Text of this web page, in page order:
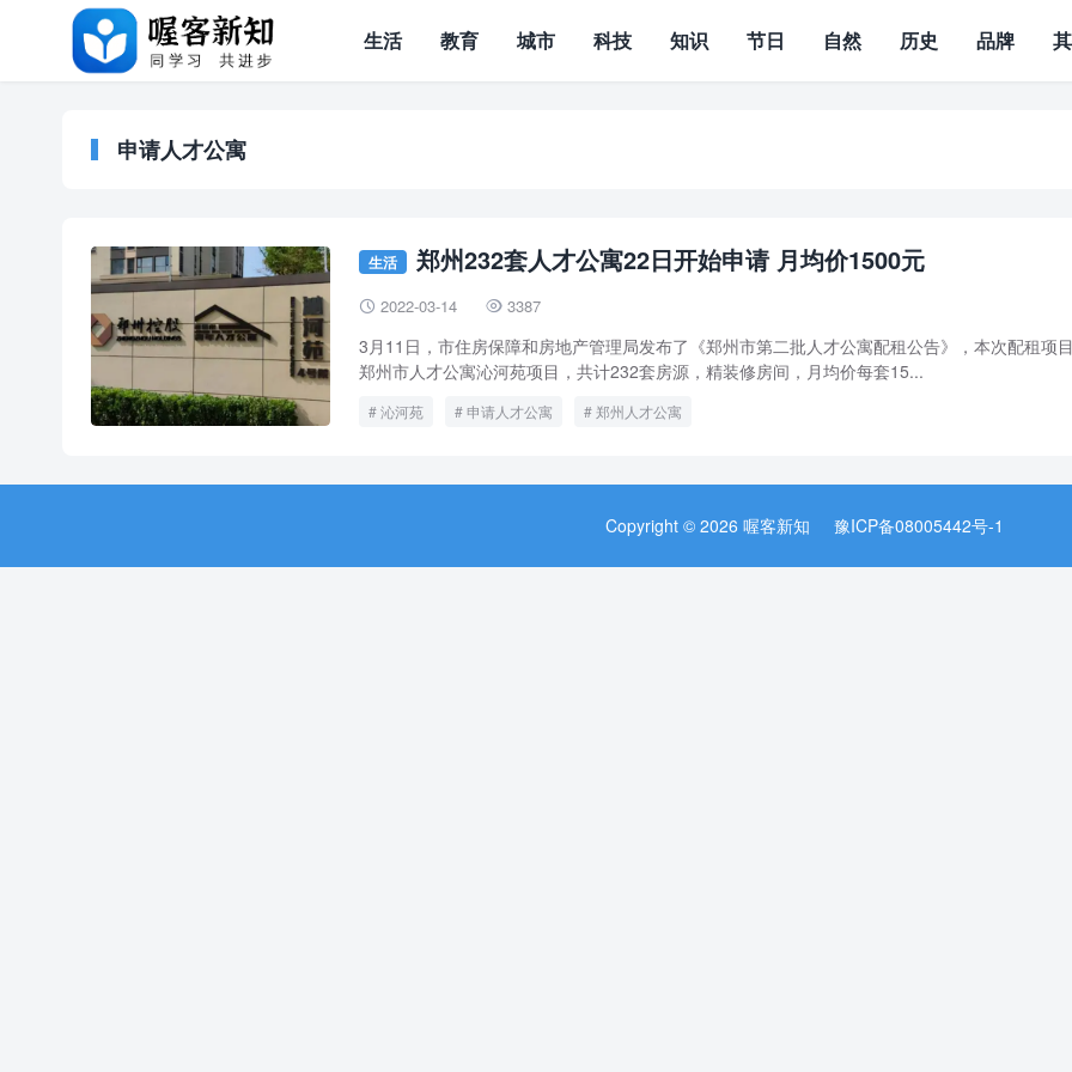
生活 教育 城市 科技 知识 节日 自然 历史 品牌
申请人才公寓
生活 郑州232套人才公寓22日开始申请 月均价1500元
 2022-03-14  3387
3月11日，市住房保障和房地产管理局发布了《郑州市第二批人才公寓配租公告》，本次配租项
郑州市人才公寓沁河苑项目，共计232套房源，精装修房间，月均价每套15...
沁河苑 申请人才公寓 郑州人才公寓
Copyright © 2026 喔客新知 豫ICP备08005442号-1